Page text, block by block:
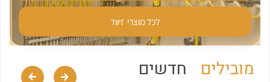
לכל מוצרי זיווד
מובילים חדשים